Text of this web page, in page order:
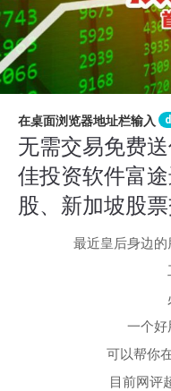
在桌面浏览器地址栏输入
无需交易免费
佳投资软件富
股、新加坡股
最近皇后身边
一个好
可以帮你
目前网评